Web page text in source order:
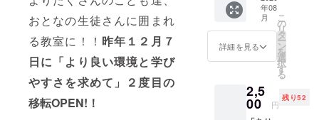
おとなの生徒さんに囲まれ
る教室に！！ 昨年１２月７
日に「より良い環境と学び
やすさを求めて」２度目の
移転OPEN!！
protect
base」
僕らの
まが支
援を申
し込む
際に、
とが可
能で
す。 よ
持ちを
手紙で
お届け
（送料
込）
「あり
う」掛
軸ＢＯ
ＯＫ Ｍ
年08
月
詳細を見る
こ
の
リ
タ
ー
ン
を
選
択
す
る
2,5
00 円
残り52